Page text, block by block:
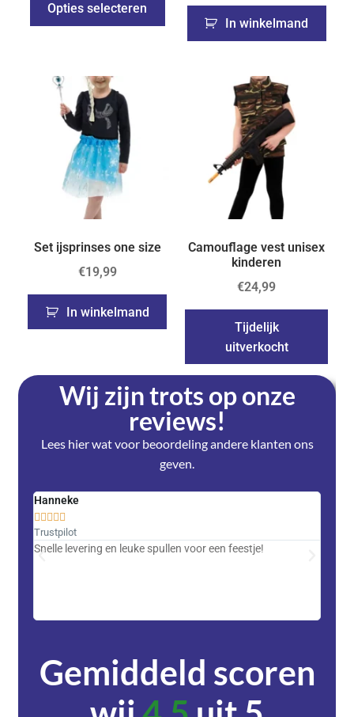
Opties selecteren
In winkelmand
Set ijsprinses one size
€19,99
In winkelmand
Camouflage vest unisex
kinderen
€24,99
Tijdelijk
uitverkocht
Wij zijn trots op onze
reviews!
Lees hier wat voor beoordeling andere klanten ons
geven.
Hanneke
    
Trustpilot
Snelle levering en leuke spullen voor een feestje!
Gemiddeld scoren